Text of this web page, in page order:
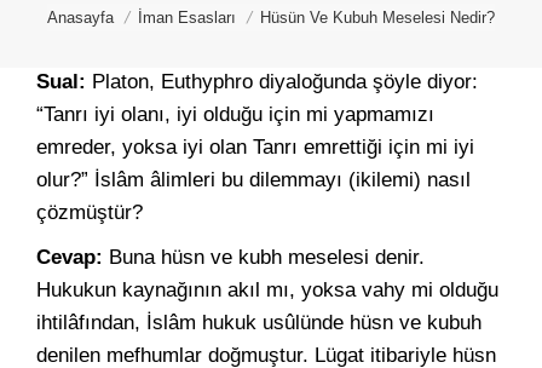
You are here:
Anasayfa İman Esasları Hüsün Ve Kubuh Meselesi Nedir?
Sual: Platon, Euthyphro diyaloğunda şöyle diyor:
“Tanrı iyi olanı, iyi olduğu için mi yapmamızı
emreder, yoksa iyi olan Tanrı emrettiği için mi iyi
olur?” İslâm âlimleri bu dilemmayı (ikilemi) nasıl
çözmüştür?
Cevap: Buna hüsn ve kubh meselesi denir.
Hukukun kaynağının akıl mı, yoksa vahy mi olduğu
ihtilâfından, İslâm hukuk usûlünde hüsn ve kubuh
denilen mefhumlar doğmuştur. Lügat itibariyle hüsn